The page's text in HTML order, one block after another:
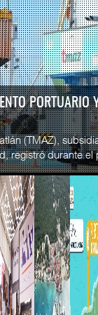
de los
restricciones a
años navegando el
movimiento
...
MORE
SSA
Esperanz
06 JUL
MORE
CICE
...
02 JUL
MORE
SSA
...
29 JUN
MORE